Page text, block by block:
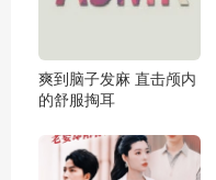
爽到脑子发麻 直击颅内
的舒服掏耳